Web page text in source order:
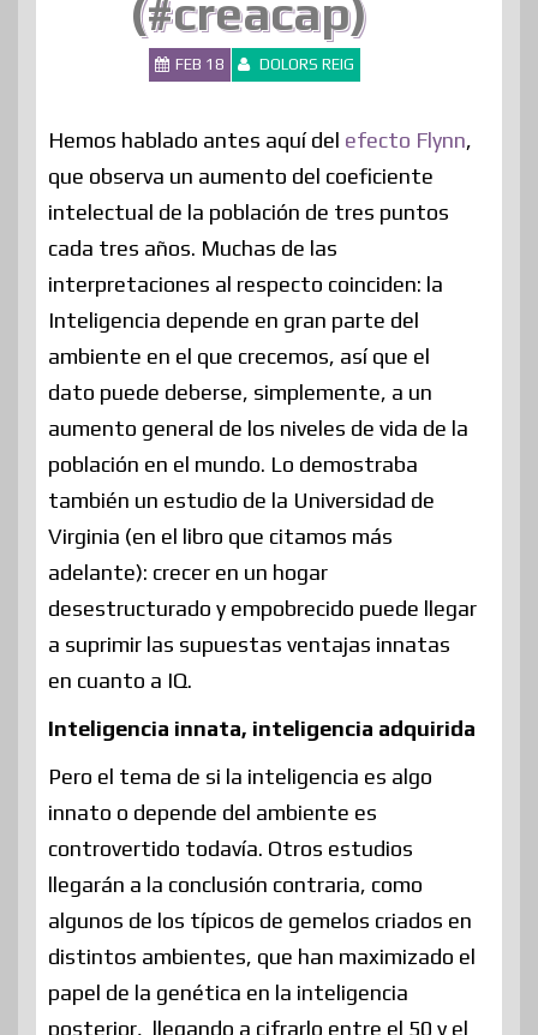
(#creacap)
FEB 18 DOLORS REIG
Hemos hablado antes aquí del efecto Flynn,
que observa un aumento del coeficiente
intelectual de la población de tres puntos
cada tres años. Muchas de las
interpretaciones al respecto coinciden: la
Inteligencia depende en gran parte del
ambiente en el que crecemos, así que el
dato puede deberse, simplemente, a un
aumento general de los niveles de vida de la
población en el mundo. Lo demostraba
también un estudio de la Universidad de
Virginia (en el libro que citamos más
adelante): crecer en un hogar
desestructurado y empobrecido puede llegar
a suprimir las supuestas ventajas innatas
en cuanto a IQ.
Inteligencia innata, inteligencia adquirida
Pero el tema de si la inteligencia es algo
innato o depende del ambiente es
controvertido todavía. Otros estudios
llegarán a la conclusión contraria, como
algunos de los típicos de gemelos criados en
distintos ambientes, que han maximizado el
papel de la genética en la inteligencia
posterior, llegando a cifrarlo entre el 50 y el